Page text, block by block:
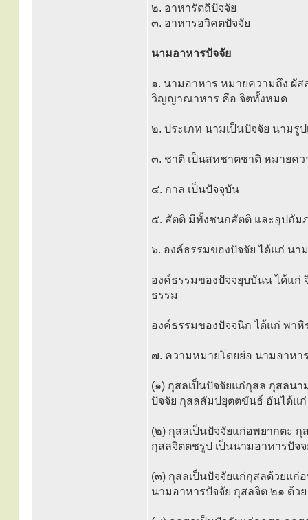
๒. อาหารัตถิปัจจัย
๓. อาหารอวิคตปัจจัย
นามอาหารปัจจัย
๑. นามอาหาร หมายความถึง ผัส
วิญญาณาหาร คือ จิตทั้งหมด
๒. ประเภท นามเป็นปัจจัย นามรู
๓. ชาติ เป็นสหชาตชาติ หมายค
๔. กาล เป็นปัจจุบัน
๕. สัตติ มีทั้งชนกสัตติ และอุปถัม
๖. องค์ธรรมของปัจจัย ได้แก่ น
องค์ธรรมของปัจจยุบบันน ได้แก่
ธรรม
องค์ธรรมของปัจจนิก ได้แก่ พา
๗. ความหมายโดยย่อ นามอาหา
(๑) กุสลเป็นปัจจัยแก่กุสล กุสลน
ปัจจัย กุสลสัมปยุตตขันธ์ อันได้แ
(๒) กุสลเป็นปัจจัยแก่อพยากตะ
กุสลจิตตชรูป เป็นนามอาหารปัจ
(๓) กุสลเป็นปัจจัยแก่กุสลด้วยแก่
นามอาหารปัจจัย กุสลจิต ๒๑ ด้ว